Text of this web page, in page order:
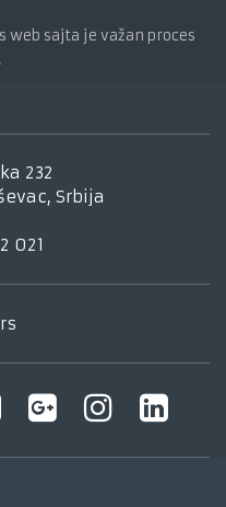
web sajta je važan proces
232
Srbija
021